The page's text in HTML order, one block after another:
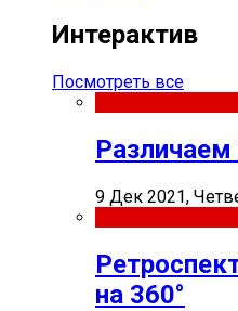
Интерактив
Посмотреть все
9 Дек 2021,
на 360°